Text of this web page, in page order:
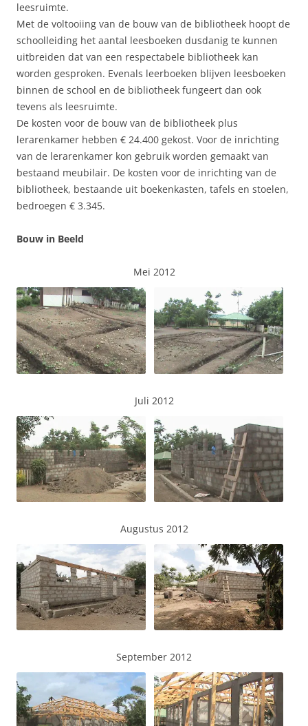
leesruimte.
Met de voltooiing van de bouw van de bibliotheek hoopt de
schoolleiding het aantal leesboeken dusdanig te kunnen
uitbreiden dat van een respectabele bibliotheek kan
worden gesproken. Evenals leerboeken blijven leesboeken
binnen de school en de bibliotheek fungeert dan ook
tevens als leesruimte.
De kosten voor de bouw van de bibliotheek plus
lerarenkamer hebben € 24.400 gekost. Voor de inrichting
van de lerarenkamer kon gebruik worden gemaakt van
bestaand meubilair. De kosten voor de inrichting van de
bibliotheek, bestaande uit boekenkasten, tafels en stoelen,
bedroegen € 3.345.
Bouw in Beeld
Mei 2012
Juli 2012
Augustus 2012
September 2012